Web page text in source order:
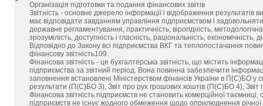
Організація підготовки та подання фінансових звітів
Звітність - основне джерело інформації і відображення результатів
має відповідати завданням управління підприємством і
державне регламентування, практичність, вірогідність,
зрозумілість, доступність і гласність, раціональність, економічність,
Відповідно до Закону всі підприємства ВКГ та теплопостачання
фінансову звітність109.
Фінансова звітність - це бухгалтерська звітність, що містить
підприємства за звітний період. Вона повинна забезпечити
заповнення встановлені Міністерством фінансів України в П(С)БО
результати (П(С)БО 3), Звіт про рух грошових коштів (П(С)БО 4), Звіт
Фінансова звітність підприємств не становить комерційної
підприємств не існує жодного обмеження щодо оприлюднення річної